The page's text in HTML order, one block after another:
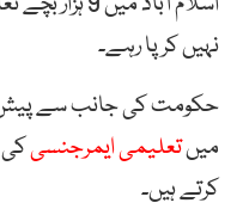
نہیں کر پا رہے۔
حکومت کی جانب سے پیش
میںتعلیمی ایمرجنسی
کرتے ہیں۔